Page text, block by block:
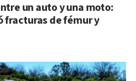
un auto y una moto:
fracturas de fémur y